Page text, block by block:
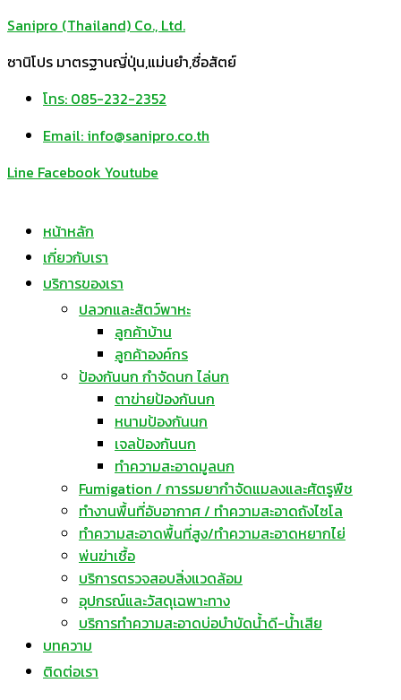
Sanipro (Thailand) Co., Ltd.
ซานิโปร มาตรฐานญี่ปุ่น,แม่นยำ,ซื่อสัตย์
โทร: 085-232-2352
Email: info@sanipro.co.th
Line Facebook Youtube
หน้าหลัก
เกี่ยวกับเรา
บริการของเรา
ปลวกและสัตว์พาหะ
ลูกค้าบ้าน
ลูกค้าองค์กร
ป้องกันนก กำจัดนก ไล่นก
ตาข่ายป้องกันนก
หนามป้องกันนก
เจลป้องกันนก
ทำความสะอาดมูลนก
Fumigation / การรมยากำจัดแมลงและศัตรูพืช
ทำงานพื้นที่อับอากาศ / ทำความสะอาดถังไซโล
ทำความสะอาดพื้นที่สูง/ทำความสะอาดหยากไย่
พ่นฆ่าเชื้อ
บริการตรวจสอบสิ่งแวดล้อม
อุปกรณ์และวัสดุเฉพาะทาง
บริการทำความสะอาดบ่อบำบัดน้ำดี-น้ำเสีย
บทความ
ติดต่อเรา